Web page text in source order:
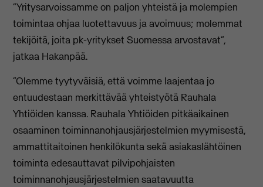
”Yritysarvoissamme on paljon yhteistä ja molempien
toimintaa ohjaa luotettavuus ja avoimuus; molemmat
tekijöitä, joita pk-yritykset Suomessa arvostavat”,
jatkaa Hakanpää.
”Olemme tyytyväisiä, että voimme laajentaa jo
entuudestaan merkittävää yhteistyötä Rauhala
Yhtiöiden kanssa. Rauhala Yhtiöiden pitkäaikainen
osaaminen toiminnanohjausjärjestelmien myymisestä,
ammattitaitoinen henkilökunta sekä asiakaslähtöinen
toiminta edesauttavat pilvipohjaisten
toiminnanohjausjärjestelmien saatavuutta